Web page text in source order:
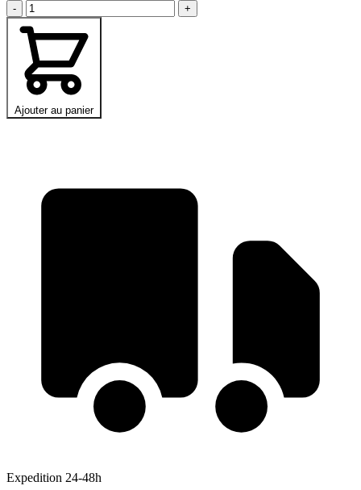
- +
Ajouter au panier
Expedition 24-48h